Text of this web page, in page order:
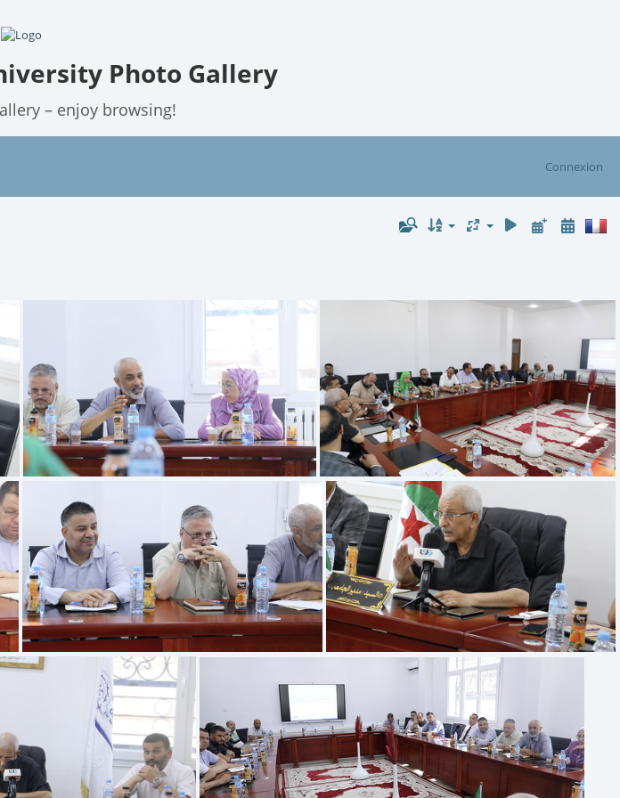
Photo Gallery
– enjoy browsing!
Connexion
Capture d’écran 2025-07-13 à 11.11.20 Capture d’écran 2025-07-13 à 11.10.59
Capture d’écran 2025-07-13 à 11.09.55 Capture d’écran 2025-07-13 à 11.09.38